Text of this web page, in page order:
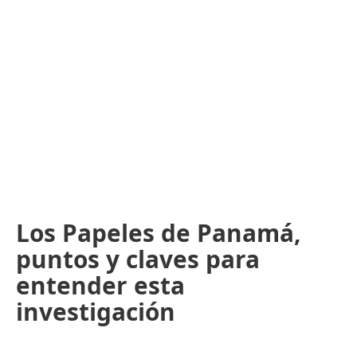
Los Papeles de Panamá,
puntos y claves para
entender esta
investigación